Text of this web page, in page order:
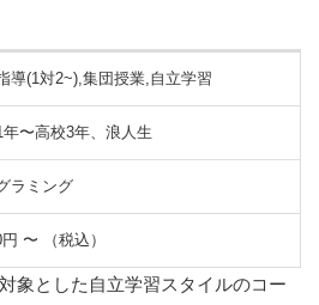
導(1対2~),集団授業,自立学習
年〜高校3年、浪人生
ラミング
〜 （税込）
象とした自立学習スタイルのコー